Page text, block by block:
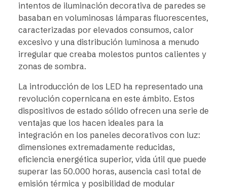
intentos de iluminación decorativa de paredes se
basaban en voluminosas lámparas fluorescentes,
caracterizadas por elevados consumos, calor
excesivo y una distribución luminosa a menudo
irregular que creaba molestos puntos calientes y
zonas de sombra.
La introducción de los LED ha representado una
revolución copernicana en este ámbito. Estos
dispositivos de estado sólido ofrecen una serie de
ventajas que los hacen ideales para la
integración en los paneles decorativos con luz:
dimensiones extremadamente reducidas,
eficiencia energética superior, vida útil que puede
superar las 50.000 horas, ausencia casi total de
emisión térmica y posibilidad de modular